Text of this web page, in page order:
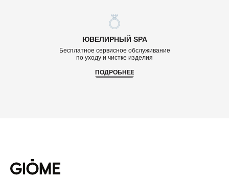
ЮВЕЛИРНЫЙ SPA
Бесплатное сервисное обслуживание
по уходу и чистке изделия
ПОДРОБНЕЕ